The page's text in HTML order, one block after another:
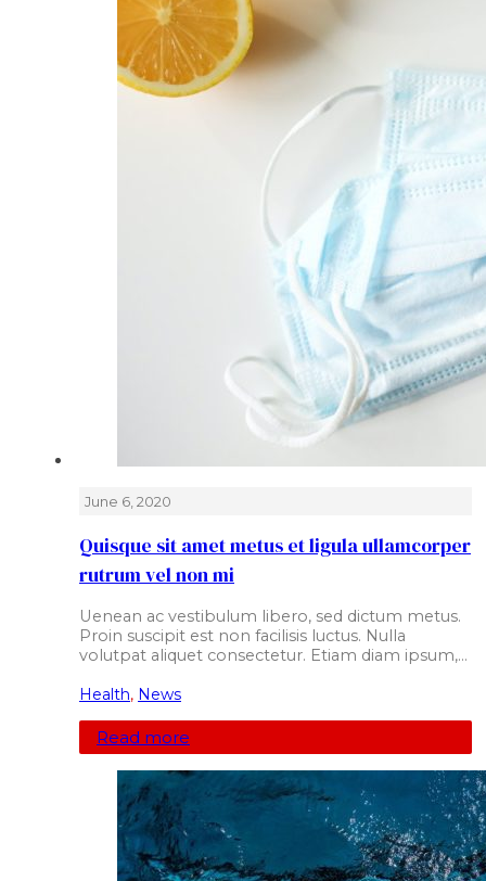
June 6, 2020
Quisque sit amet metus et ligula ullamcorper
rutrum vel non mi
Uenean ac vestibulum libero, sed dictum metus.
Proin suscipit est non facilisis luctus. Nulla
volutpat aliquet consectetur. Etiam diam ipsum,…
Health, News
Read more